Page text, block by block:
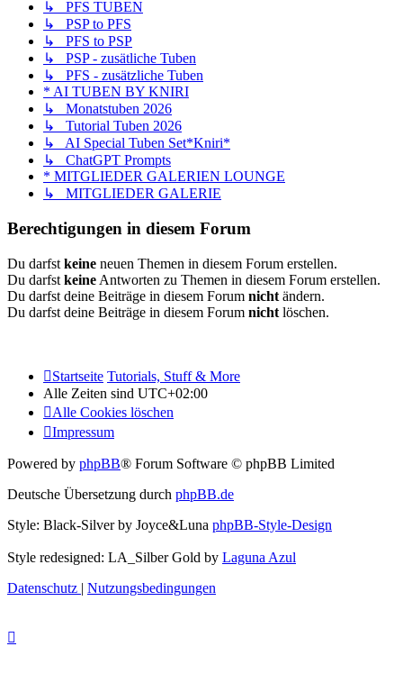
↳ PFS TUBEN
↳ PSP to PFS
↳ PFS to PSP
↳ PSP - zusätliche Tuben
↳ PFS - zusätzliche Tuben
* AI TUBEN BY KNIRI
↳ Monatstuben 2026
↳ Tutorial Tuben 2026
↳ AI Special Tuben Set*Kniri*
↳ ChatGPT Prompts
* MITGLIEDER GALERIEN LOUNGE
↳ MITGLIEDER GALERIE
Berechtigungen in diesem Forum
Du darfst keine neuen Themen in diesem Forum erstellen.
Du darfst keine Antworten zu Themen in diesem Forum erstellen.
Du darfst deine Beiträge in diesem Forum nicht ändern.
Du darfst deine Beiträge in diesem Forum nicht löschen.
Startseite Tutorials, Stuff & More
Alle Zeiten sind UTC+02:00
Alle Cookies löschen
Impressum
Powered by phpBB® Forum Software © phpBB Limited
Deutsche Übersetzung durch phpBB.de
Style: Black-Silver by Joyce&Luna phpBB-Style-Design
Style redesigned: LA_Silber Gold by Laguna Azul
Datenschutz | Nutzungsbedingungen